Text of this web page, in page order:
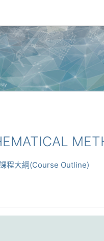
程大綱(Course Outline)